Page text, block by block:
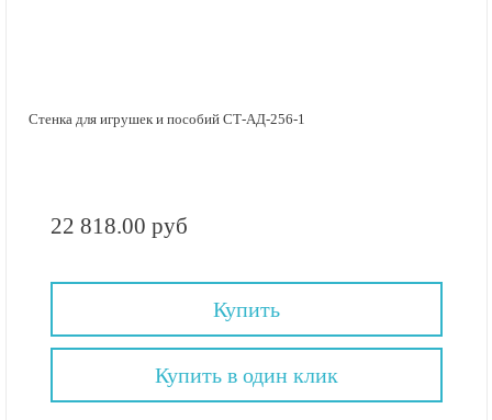
Стенка для игрушек и пособий СТ-АД-256-1
22 818.00 руб
Купить
Купить в один клик